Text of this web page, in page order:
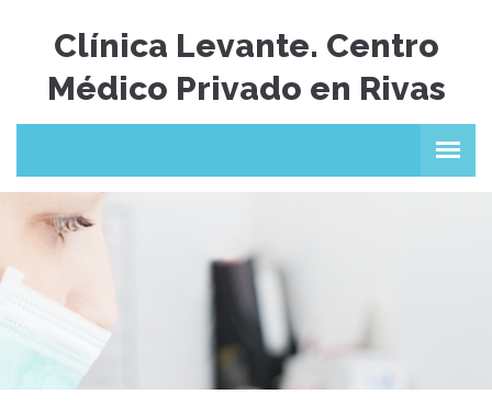
Clínica Levante. Centro
Médico Privado en Rivas